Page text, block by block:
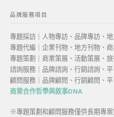
品牌服務項目
專題採訪｜人物專訪、品牌專訪、
專題代編｜企業刊物、地方刊物、
專題策劃｜商業策展、活動策展、
諮詢服務｜品牌諮詢、行銷諮詢、
顧問服務｜品牌顧問、行銷顧問、
商業合作哲學與敘事DNA
※專題策劃和顧問服務僅供長期專